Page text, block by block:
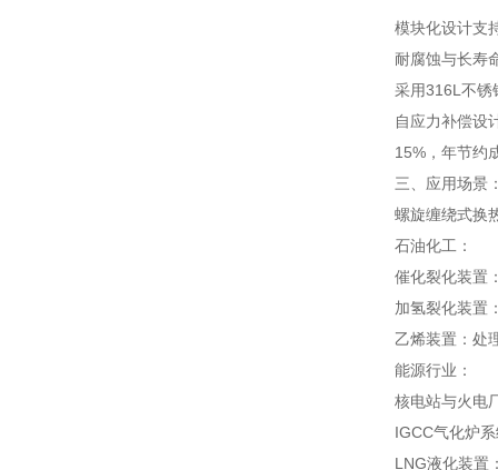
模块化设计支
耐腐蚀与长寿
采用316L不锈
自应力补偿设
15%，年节约
三、应用场景
螺旋缠绕式换
石油化工：
催化裂化装置
加氢裂化装置
乙烯装置：处
能源行业：
核电站与火电
IGCC气化炉
LNG液化装置